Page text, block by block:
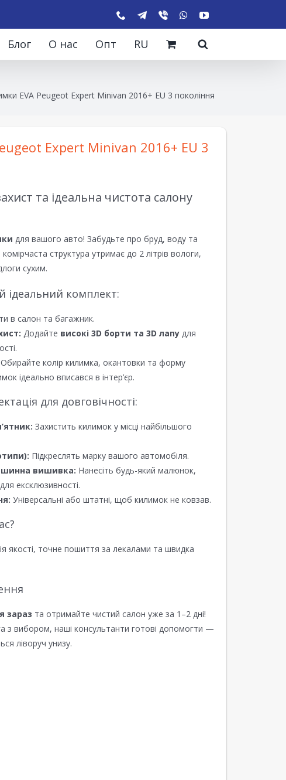
Блог О нас Опт RU
EVA Peugeot Expert Minivan 2016+ EU 3 покоління
Expert Minivan 2016+ EU 3
та ідеальна чистота салону
для вашого авто! Забудьте про бруд, воду та
комірчаста структура утримає до 2 літрів вологи,
сухим.
ідеальний комплект:
в салон та багажник.
Додайте високі 3D борти та 3D лапу для
Обирайте колір килимка, окантовки та форму
ідеально вписався в інтер’єр.
для довговічності:
Захистить килимок у місці найбільшого
Підкреслять марку вашого автомобіля.
вишивка: Нанесіть будь-який малюнок,
ексклюзивності.
Універсальні або штатні, щоб килимок не ковзав.
якості, точне пошиття за лекалами та швидка
зараз та отримайте чистий салон уже за 1–2 дні!
з вибором, наші консультанти готові допомогти —
ліворуч унизу.